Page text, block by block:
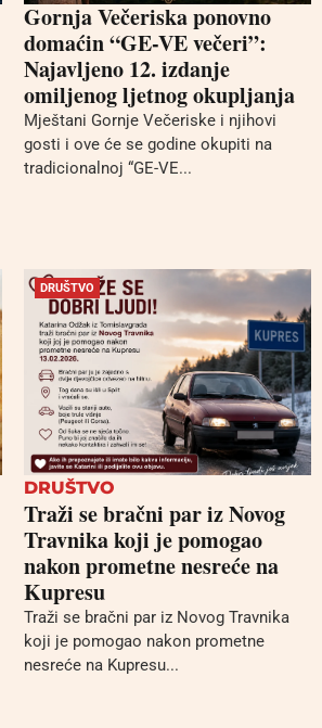
Gornja Večeriska ponovno
domaćin “GE-VE večeri”:
Najavljeno 12. izdanje
omiljenog ljetnog okupljanja
Mještani Gornje Večeriske i njihovi
gosti i ove će se godine okupiti na
tradicionalnoj “GE-VE...
DRUŠTVO
DRUŠTVO
Traži se bračni par iz Novog
Travnika koji je pomogao
nakon prometne nesreće na
Kupresu
Traži se bračni par iz Novog Travnika
koji je pomogao nakon prometne
nesreće na Kupresu...